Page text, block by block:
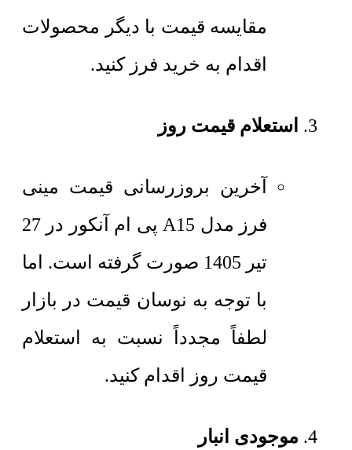
مقایسه قیمت با دیگر محصولات
اقدام به خرید فرز کنید.
استعلام قیمت روز
آخرین بروزرسانی قیمت مینی
فرز مدل A15 پی ام آنکور در 27
تیر 1405 صورت گرفته است. اما
با توجه به نوسان قیمت در بازار
لطفاً مجدداً نسبت به استعلام
قیمت روز اقدام کنید.
موجودی انبار